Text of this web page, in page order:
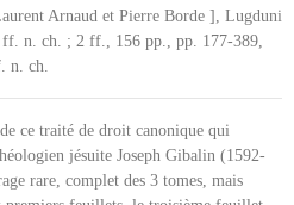
Arnaud et Pierre Borde ], Lugduni
n. ch. ; 2 ff., 156 pp., pp. 177-389,
n. ch.
ce traité de droit canonique qui
jésuite Joseph Gibalin (1592-
rare, complet des 3 tomes, mais